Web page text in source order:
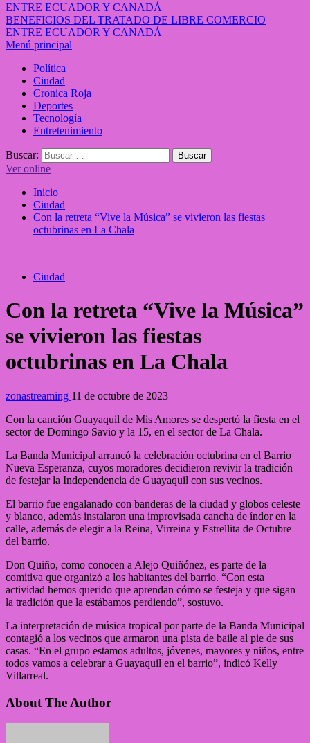
BENEFICIOS DEL TRATADO DE LIBRE COMERCIO
ENTRE ECUADOR Y CANADÁ
Menú principal
Política
Ciudad
Cronica Roja
Deportes
Tecnología
Entretenimiento
Buscar:
Ver online
Inicio
Ciudad
Con la retreta “Vive la Música” se vivieron las fiestas
octubrinas en La Chala
Ciudad
Con la retreta “Vive la Música”
se vivieron las fiestas
octubrinas en La Chala
zonastreaming 11 de octubre de 2023
Con la canción Guayaquil de Mis Amores se despertó la fiesta en el
sector de Domingo Savio y la 15, en el sector de La Chala.
La Banda Municipal arrancó la celebración octubrina en el Barrio
Nueva Esperanza, cuyos moradores decidieron revivir la tradición
de festejar la Independencia de Guayaquil con sus vecinos.
El barrio fue engalanado con banderas de la ciudad y globos celeste
y blanco, además instalaron una improvisada cancha de índor en la
calle, además de elegir a la Reina, Virreina y Estrellita de Octubre
del barrio.
Don Quiño, como conocen a Alejo Quiñónez, es parte de la
comitiva que organizó a los habitantes del barrio. “Con esta
actividad hemos querido que aprendan cómo se festeja y que sigan
la tradición que la estábamos perdiendo”, sostuvo.
La interpretación de música tropical por parte de la Banda Municipal
contagió a los vecinos que armaron una pista de baile al pie de sus
casas. “En el grupo estamos adultos, jóvenes, mayores y niños, entre
todos vamos a celebrar a Guayaquil en el barrio”, indicó Kelly
Villarreal.
About The Author